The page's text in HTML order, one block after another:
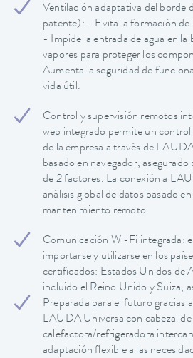
Ventilación adaptativa del borde
patente): - Evita la formación de
- Impide la entrada de agua en
vapores para proteger los
Aumenta la seguridad de
vida útil.
Control y supervisión remotos
web integrado permite un
de la empresa a través de
basado en navegador,
de 2 factores. La conexión a
análisis global de datos basado
mantenimiento remoto.
Comunicación Wi-Fi integrada:
importarse y utilizarse en los
certificados: Estados Unidos de
incluido el Reino Unido y Suiza,
Preparada para el futuro gracias
LAUDA Universa con cabezal
calefactora/refrigeradora
adaptación flexible a las